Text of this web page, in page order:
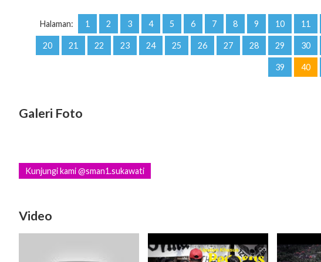
Halaman: 1 2 3 4 5 6 7 8 9 10 11
20 21 22 23 24 25 26 27 28 29 30
39 40
Galeri Foto
Kunjungi kami @sman1.sukawati
Video